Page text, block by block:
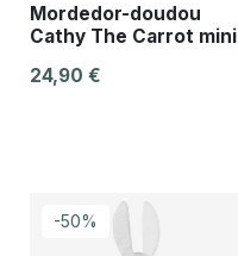
Mordedor-doudou
Cathy The Carrot mini
24,90 €
-50%